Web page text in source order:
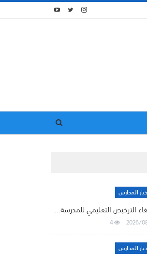
المدارس
الترخيص التعليمي للمدرسة…
2026/
4
المدارس